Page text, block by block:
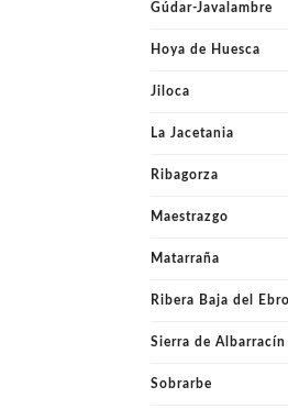
Gúdar-Javalambre
Hoya de Huesca
Jiloca
La Jacetania
Ribagorza
Maestrazgo
Matarraña
Ribera Baja del Ebro
Sierra de Albarracín
Sobrarbe